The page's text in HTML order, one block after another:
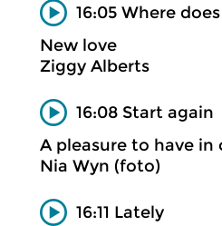
16:05 Where
New love
Ziggy Alberts
16:08 Start again
A pleasure to have in
Nia Wyn (foto)
16:11 Lately